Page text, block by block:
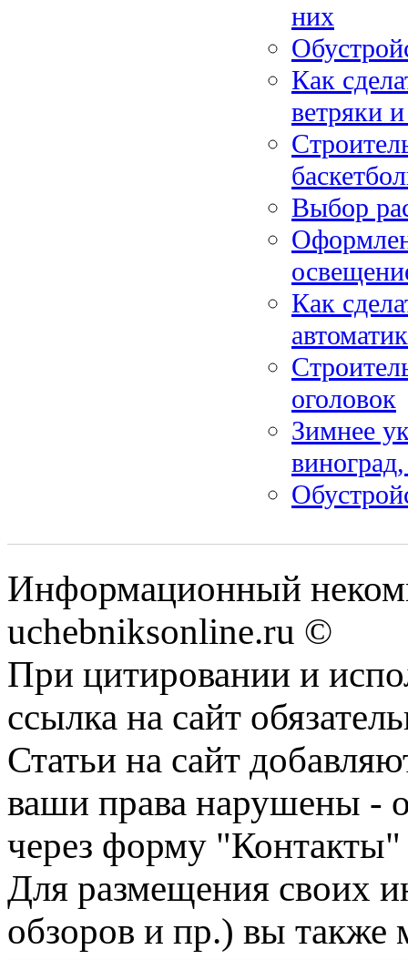
них
Как
ветряки
Выбор
Как
оголовок
Зимнее
Информационный
uchebniksonline.ru ©
При цитировании и
ссылка на сайт
Статьи на сайт
ваши права нарушены -
через форму "Контакты"
Для размещения своих
обзоров и пр.) вы также